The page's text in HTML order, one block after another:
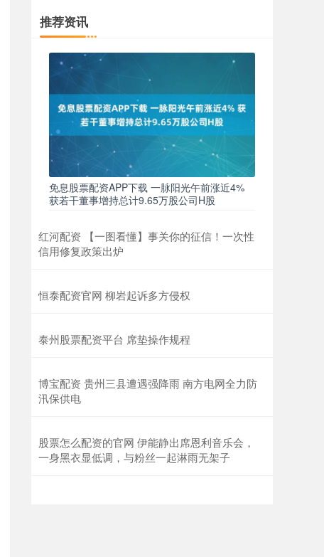
推荐资讯
免息股票配资APP下载 一脉阳光午前涨近4%
获若干董事增持总计9.65万股公司H股
红河配资 【一图看懂】事关你的征信！一次性
信用修复政策出炉
恒泰配资官网 柳岩起诉多方侵权
泰州股票配资平台 席垫操作规程
博宝配资 贵州三县遭遇强降雨 南方电网全力防
汛保供电
股票怎么配资的官网 伊能静出席恩利音乐会，
一身黑衣显低调，与粉丝一起淋雨无架子